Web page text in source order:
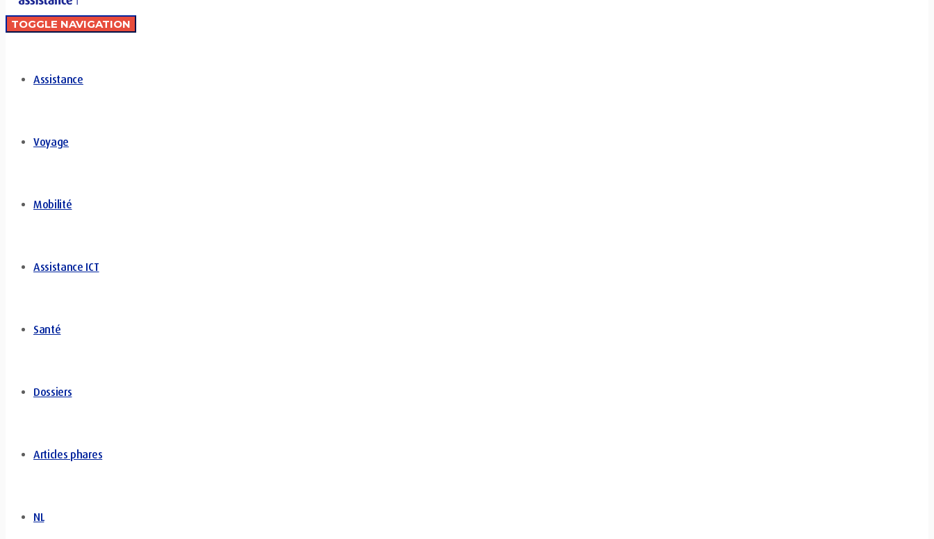
TOGGLE NAVIGATION
Assistance
Voyage
Mobilité
Assistance ICT
Santé
Dossiers
Articles phares
NL